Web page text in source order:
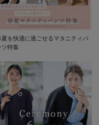
夏を快適に過ごせるマタニティパ
ツ特集